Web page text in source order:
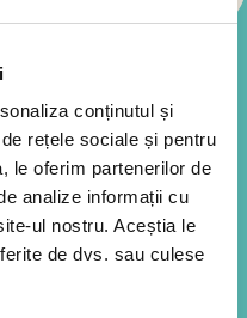
conținutul și
rețele sociale și pentru
le oferim partenerilor de
analize informații cu
ul nostru. Aceștia le
de dvs. sau culese